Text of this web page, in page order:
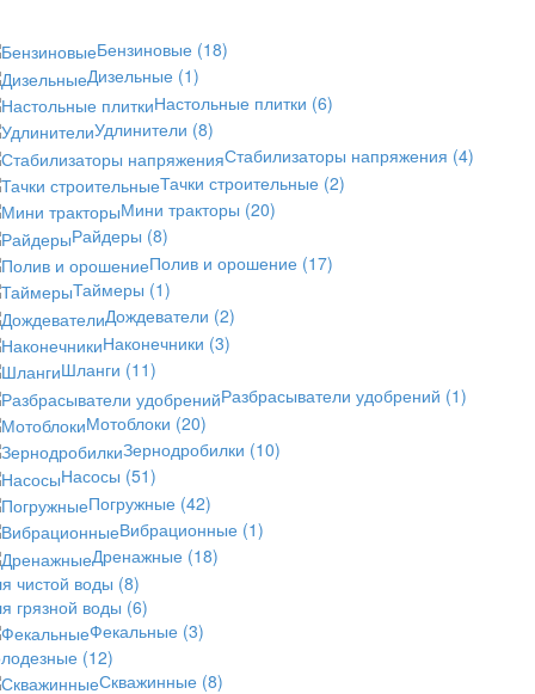
Бензиновые (18)
Дизельные (1)
Настольные плитки (6)
Удлинители (8)
Стабилизаторы напряжения (4)
Тачки строительные (2)
Мини тракторы (20)
Райдеры (8)
Полив и орошение (17)
Таймеры (1)
Дождеватели (2)
Наконечники (3)
Шланги (11)
Разбрасыватели удобрений (1)
Мотоблоки (20)
Зернодробилки (10)
Насосы (51)
Погружные (42)
Вибрационные (1)
Дренажные (18)
чистой воды (8)
грязной воды (6)
Фекальные (3)
(12)
Скважинные (8)